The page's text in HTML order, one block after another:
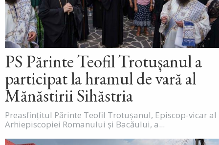
PS Părinte Teofil Trotușanul a
participat la hramul de vară al
Mănăstirii Sihăstria
Preasfințitul Părinte Teofil Trotușanul, Episcop-vicar al
Arhiepiscopiei Romanului și Bacăului, a...